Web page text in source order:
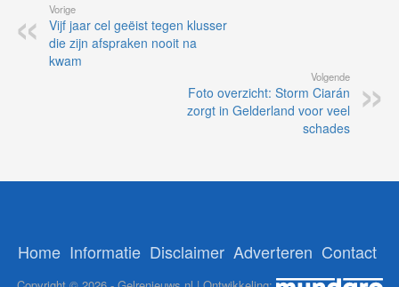
Vorige
Vijf jaar cel geëist tegen klusser
die zijn afspraken nooit na
kwam
Volgende
Foto overzicht: Storm Ciarán
zorgt in Gelderland voor veel
schades
Home Informatie Disclaimer Adverteren Contact